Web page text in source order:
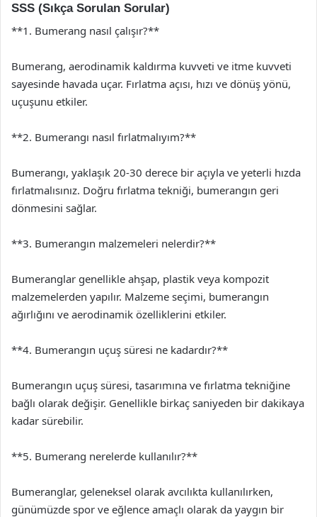
SSS (Sıkça Sorulan Sorular)
**1. Bumerang nasıl çalışır?**
Bumerang, aerodinamik kaldırma kuvveti ve itme kuvveti
sayesinde havada uçar. Fırlatma açısı, hızı ve dönüş yönü,
uçuşunu etkiler.
**2. Bumerangı nasıl fırlatmalıyım?**
Bumerangı, yaklaşık 20-30 derece bir açıyla ve yeterli hızda
fırlatmalısınız. Doğru fırlatma tekniği, bumerangın geri
dönmesini sağlar.
**3. Bumerangın malzemeleri nelerdir?**
Bumeranglar genellikle ahşap, plastik veya kompozit
malzemelerden yapılır. Malzeme seçimi, bumerangın
ağırlığını ve aerodinamik özelliklerini etkiler.
**4. Bumerangın uçuş süresi ne kadardır?**
Bumerangın uçuş süresi, tasarımına ve fırlatma tekniğine
bağlı olarak değişir. Genellikle birkaç saniyeden bir dakikaya
kadar sürebilir.
**5. Bumerang nerelerde kullanılır?**
Bumeranglar, geleneksel olarak avcılıkta kullanılırken,
günümüzde spor ve eğlence amaçlı olarak da yaygın bir